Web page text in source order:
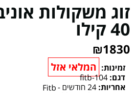
זוג משקולות
40 קילו
₪1830
זמינות: המלאי אזל
דגם: fitb-104
אחריות: 24 חודשים -
Fitb